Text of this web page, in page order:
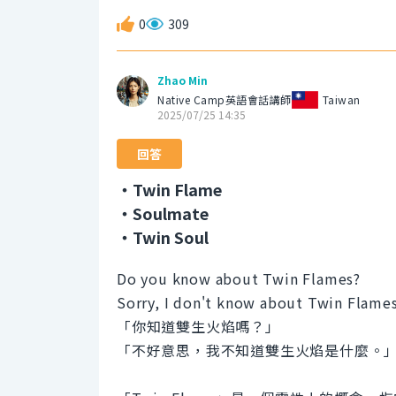
0 309
Zhao Min
Native Camp英語會話講師
Taiwan
2025/07/25 14:35
回答
・Twin Flame
・Soulmate
・Twin Soul
Do you know about Twin Flames?
Sorry, I don't know about Twin
「你知道雙生火焰嗎？」
「不好意思，我不知道雙生火焰是什麼。